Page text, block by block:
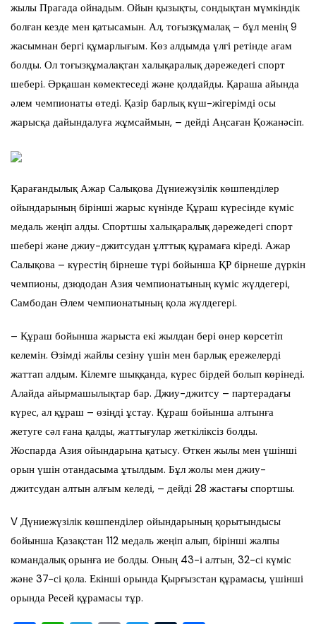
жылы Прагада ойнадым. Ойын қызықты, сондықтан мүмкіндік
болған кезде мен қатысамын. Ал, тоғызқұмалақ – бұл менің 9
жасымнан бергі құмарлығым. Көз алдымда үлгі ретінде ағам
болды. Ол тоғызқұмалақтан халықаралық дәрежедегі спорт
шебері. Әрқашан көмектеседі және қолдайды. Қараша айында
әлем чемпионаты өтеді. Қазір барлық күш-жігерімді осы
жарысқа дайындалуға жұмсаймын, – дейді Аңсаған Қожанәсіп.
Қарағандылық Ажар Салықова Дүниежүзілік көшпенділер
ойындарының бірінші жарыс күнінде Құраш күресінде күміс
медаль жеңіп алды. Спортшы халықаралық дәрежедегі спорт
шебері және джиу-джитсудан ұлттық құрамаға кіреді. Ажар
Салықова – күрестің бірнеше түрі бойынша ҚР бірнеше дүркін
чемпионы, дзюдодан Азия чемпионатының күміс жүлдегері,
Самбодан Әлем чемпионатының қола жүлдегері.
– Құраш бойынша жарыста екі жылдан бері өнер көрсетіп
келемін. Өзімді жайлы сезіну үшін мен барлық ережелерді
жаттап алдым. Кілемге шыққанда, күрес бірдей болып көрінеді.
Алайда айырмашылықтар бар. Джиу-джитсу – партерадағы
күрес, ал құраш – өзіңді ұстау. Құраш бойынша алтынға
жетуге сәл ғана қалды, жаттығулар жеткіліксіз болды.
Жоспарда Азия ойындарына қатысу. Өткен жылы мен үшінші
орын үшін отандасыма ұтылдым. Бұл жолы мен джиу-
джитсудан алтын алғым келеді, – дейді 28 жастағы спортшы.
V Дүниежүзілік көшпенділер ойындарының қорытындысы
бойынша Қазақстан 112 медаль жеңіп алып, бірінші жалпы
командалық орынға ие болды. Оның 43-і алтын, 32-сі күміс
және 37-сі қола. Екінші орында Қырғызстан құрамасы, үшінші
орында Ресей құрамасы тұр.